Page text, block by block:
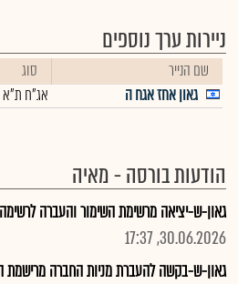
ניירות ערך נוספים
שם הנייר סוג
גאון אחז אגח ה
אג"ח ת"א
הודעות בורסה - מאיה
גאון-ש-יציאה מרשימת השימור והעברה לרשימה
30.06.2026, 17:37
גאון-ש-בקשה להעברת מניות החברה מרישמת